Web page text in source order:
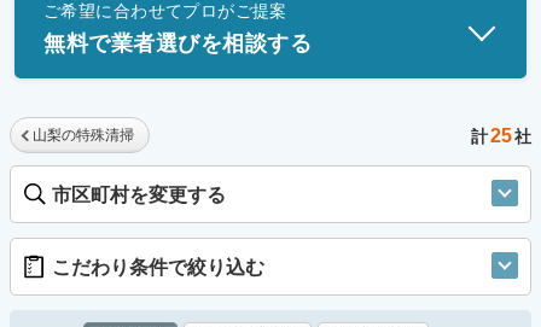
士」資格を持つ事業者のみ掲載しています。
ご希望に合わせてプロがご提案
無料で業者選びを相談する
山梨の特殊清掃 計25社
市区町村を変更する
こだわり条件で絞り込む